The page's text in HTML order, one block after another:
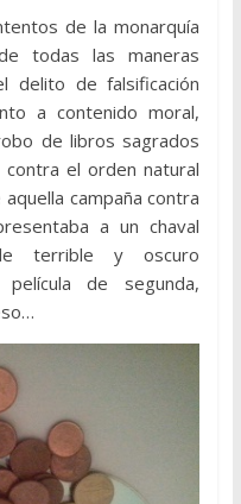
de la monarquía
todas las maneras
delito de falsificación
a contenido moral,
de libros sagrados
el orden natural
campaña contra
a un chaval
terrible y oscuro
de segunda,